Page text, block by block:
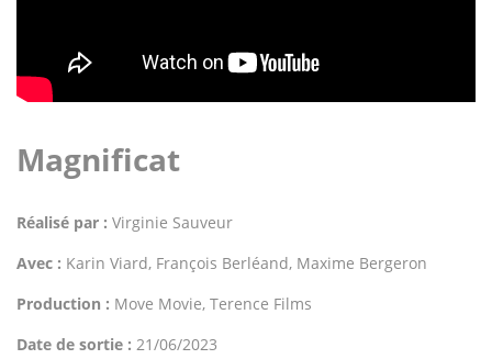
Magnificat
Réalisé par : Virginie Sauveur
Avec : Karin Viard, François Berléand, Maxime Bergeron
Production : Move Movie, Terence Films
Date de sortie : 21/06/2023